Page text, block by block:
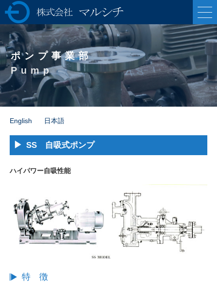
株式会社マルシ
チ 各種ポンプの製
造販売・油圧プレ
ス機械の専業メー
カー
ポンプ事業部
Pump
English 日本語
SS 自吸式ポンプ
ハイパワー自吸性能
特 徴